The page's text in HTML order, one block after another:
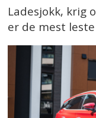
Ladesjokk, krig
er de mest